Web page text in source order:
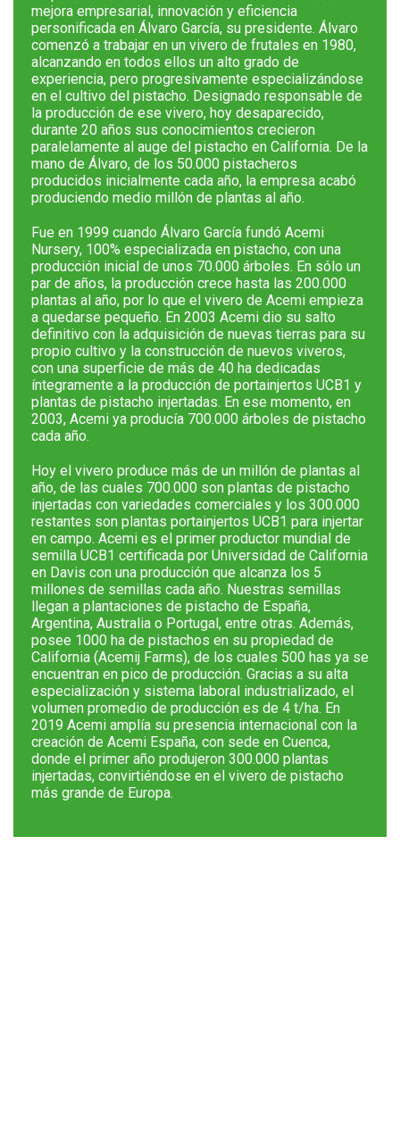
mejora empresarial, innovación y eficiencia
personificada en Álvaro García, su presidente. Álvaro
comenzó a trabajar en un vivero de frutales en 1980,
alcanzando en todos ellos un alto grado de
experiencia, pero progresivamente especializándose
en el cultivo del pistacho. Designado responsable de
la producción de ese vivero, hoy desaparecido,
durante 20 años sus conocimientos crecieron
paralelamente al auge del pistacho en California. De la
mano de Álvaro, de los 50.000 pistacheros
producidos inicialmente cada año, la empresa acabó
produciendo medio millón de plantas al año.
Fue en 1999 cuando Álvaro García fundó Acemi
Nursery, 100% especializada en pistacho, con una
producción inicial de unos 70.000 árboles. En sólo un
par de años, la producción crece hasta las 200.000
plantas al año, por lo que el vivero de Acemi empieza
a quedarse pequeño. En 2003 Acemi dio su salto
definitivo con la adquisición de nuevas tierras para su
propio cultivo y la construcción de nuevos viveros,
con una superficie de más de 40 ha dedicadas
íntegramente a la producción de portainjertos UCB1 y
plantas de pistacho injertadas. En ese momento, en
2003, Acemi ya producía 700.000 árboles de pistacho
cada año.
Hoy el vivero produce más de un millón de plantas al
año, de las cuales 700.000 son plantas de pistacho
injertadas con variedades comerciales y los 300.000
restantes son plantas portainjertos UCB1 para injertar
en campo. Acemi es el primer productor mundial de
semilla UCB1 certificada por Universidad de California
en Davis con una producción que alcanza los 5
millones de semillas cada año. Nuestras semillas
llegan a plantaciones de pistacho de España,
Argentina, Australia o Portugal, entre otras. Además,
posee 1000 ha de pistachos en su propiedad de
California (Acemij Farms), de los cuales 500 has ya se
encuentran en pico de producción. Gracias a su alta
especialización y sistema laboral industrializado, el
volumen promedio de producción es de 4 t/ha. En
2019 Acemi amplía su presencia internacional con la
creación de Acemi España, con sede en Cuenca,
donde el primer año produjeron 300.000 plantas
injertadas, convirtiéndose en el vivero de pistacho
más grande de Europa.